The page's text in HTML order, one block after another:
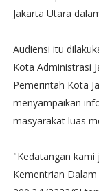
Jakarta Utara
Audiensi itu
Kota Administrasi
Pemerintah Kota
menyampaikan
masyarakat luas
"Kedatangan
Kementrian